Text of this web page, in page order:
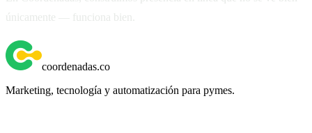
únicamente — funciona bien.
coordenadas.co
Marketing, tecnología y automatización para pymes.